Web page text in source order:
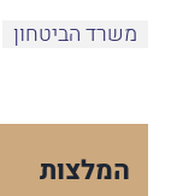
משרד הביטחון
המלצות